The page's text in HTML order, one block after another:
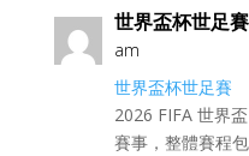
世界盃杯世足賽
am
世界盃杯世足賽
2026 FIFA 世界
賽事，整體賽程